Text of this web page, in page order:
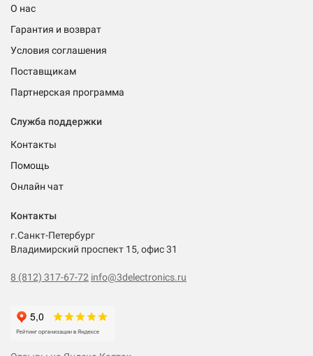
О нас
Гарантия и возврат
Условия соглашения
Поставщикам
Партнерская программа
Служба поддержки
Контакты
Помощь
Онлайн чат
Контакты
г.Санкт-Петербург
Владимирский проспект 15, офис 31
8 (812) 317-67-72 info@3delectronics.ru